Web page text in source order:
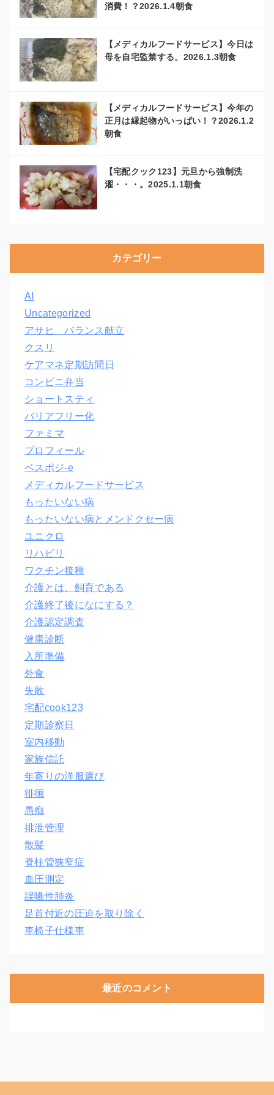
消費！？2026.1.4朝食
【メディカルフードサービス】今日は
母を自宅監禁する。2026.1.3朝食
【メディカルフードサービス】今年の
正月は縁起物がいっぱい！？2026.1.2
朝食
【宅配クック123】元旦から強制洗
濯・・・。2025.1.1朝食
カテゴリー
AI
Uncategorized
アサヒ バランス献立
クスリ
ケアマネ定期訪問日
コンビニ弁当
ショートスティ
バリアフリー化
ファミマ
プロフィール
ベスポジ-e
メディカルフードサービス
もったいない病
もったいない病とメンドクセー病
ユニクロ
リハビリ
ワクチン接種
介護とは、飼育である
介護終了後になにする？
介護認定調査
健康診断
入所準備
外食
失敗
宅配cook123
定期診察日
室内移動
家族信託
年寄りの洋服選び
徘徊
愚痴
排泄管理
散髪
脊柱管狭窄症
血圧測定
誤嚥性肺炎
足首付近の圧迫を取り除く
車椅子仕様車
最近のコメント